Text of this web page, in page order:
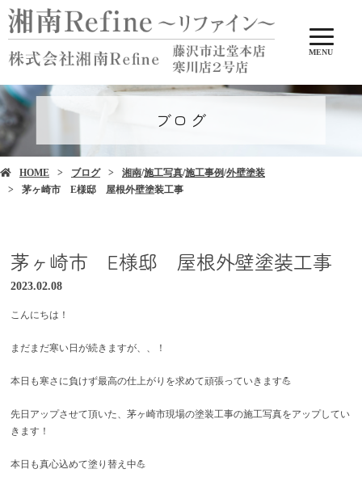
MENU
ブログ
HOME ブログ 湘南/施工写真/施工事例/外壁塗装
茅ヶ崎市 E様邸 屋根外壁塗装工事
茅ヶ崎市 E様邸 屋根外壁塗装工事
2023.02.08
こんにちは！
まだまだ寒い日が続きますが、、！
本日も寒さに負けず最高の仕上がりを求めて頑張っていきます💪
先日アップさせて頂いた、茅ヶ崎市現場の塗装工事の施工写真をアップしてい
きます！
本日も真心込めて塗り替え中💪